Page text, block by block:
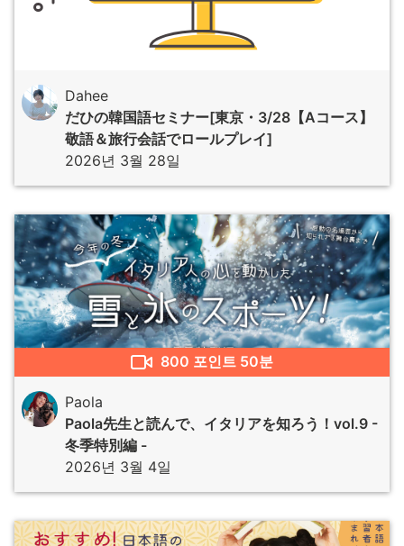
Dahee
だひの韓国語セミナー[東京・3/28【Aコース】
敬語＆旅行会話でロールプレイ]
2026년 3월 28일
800 포인트50분
Paola
Paola先生と読んで、イタリアを知ろう！vol.9 -
冬季特別編 -
2026년 3월 4일